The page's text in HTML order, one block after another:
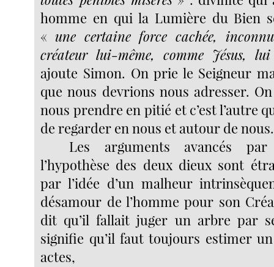
homme en qui la Lumière du Bien
« une certaine force cachée,
créateur lui-même, comme Jésus,
ajoute Simon. On prie le Seigneur
que nous devrions nous adresser.
nous prendre en pitié et c’est l’autre
de regarder en nous et autour de nous.
Les arguments avancés
l’hypothèse des deux dieux sont
par l’idée d’un malheur
désamour de l’homme pour son
dit qu’il fallait juger un arbre par
signifie qu’il faut toujours estimer
actes,